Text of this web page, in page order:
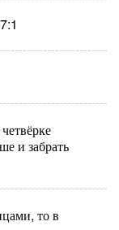
и забрать
то в